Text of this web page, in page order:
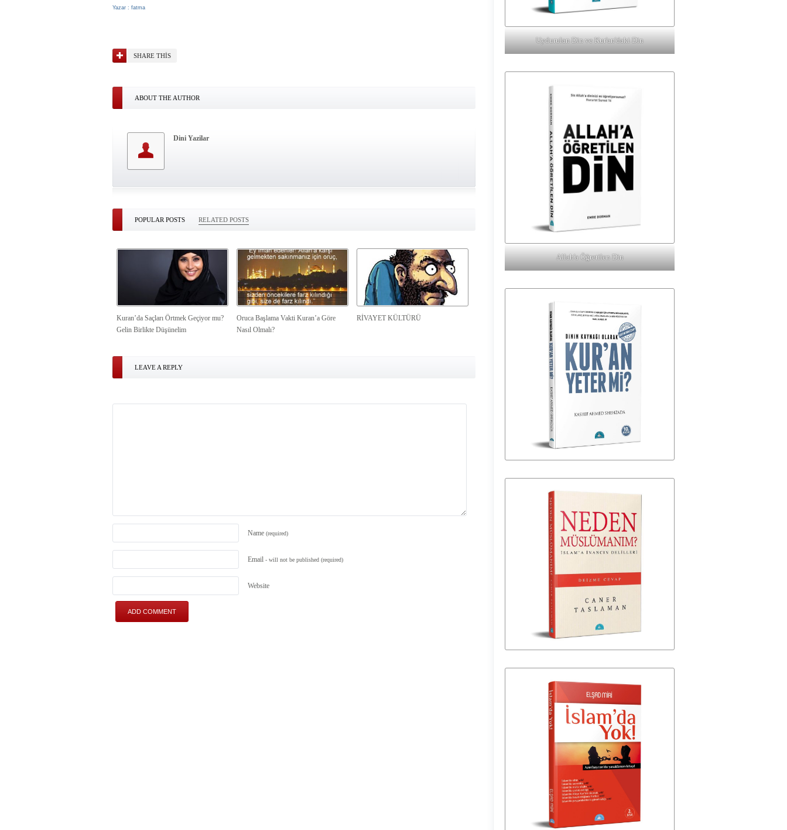
Yazar : fatma
SHARE THIS
ABOUT THE AUTHOR
Dini Yazilar
POPULAR POSTS RELATED POSTS
Kuran’da Saçları Örtmek Geçiyor mu?
Gelin Birlikte Düşünelim
Oruca Başlama Vakti Kuran’a Göre
Nasıl Olmalı?
RİVAYET KÜLTÜRÜ
LEAVE A REPLY
Name (required)
Email - will not be published (required)
Website
Uydurulan Din ve Kur'an'daki Din
Allah'a Öğretilen Din